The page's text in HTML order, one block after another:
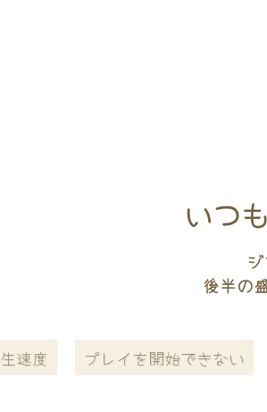
いつ
後半の
速度 プレイを開始できない